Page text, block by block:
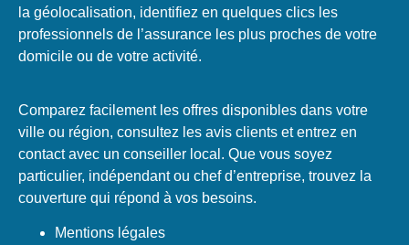
la géolocalisation, identifiez en quelques clics les
professionnels de l’assurance les plus proches de votre
domicile ou de votre activité.
Comparez facilement les offres disponibles dans votre
ville ou région, consultez les avis clients et entrez en
contact avec un conseiller local. Que vous soyez
particulier, indépendant ou chef d’entreprise, trouvez la
couverture qui répond à vos besoins.
Mentions légales